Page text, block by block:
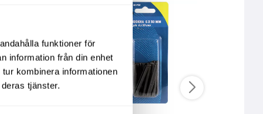
funktioner för
information från din enhet
kombinera informationen
tjänster.